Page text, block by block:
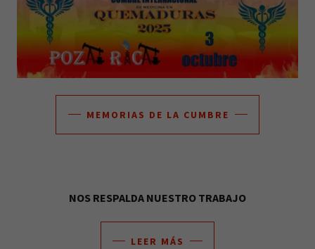
MEMORIAS DE LA CUMBRE
NOS RESPALDA NUESTRO TRABAJO
LEER MÁS